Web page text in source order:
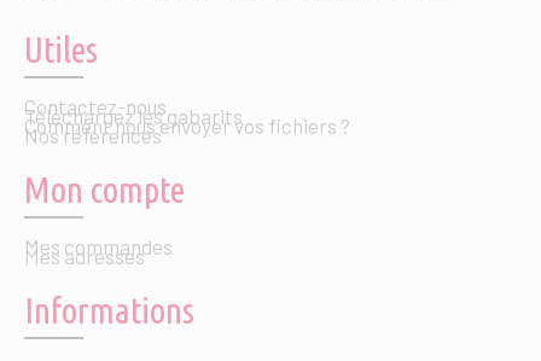
Utiles
Contactez-nous
Téléchargez les gabarits
Comment nous envoyer vos fichiers ?
Nos références
Mon compte
Mes commandes
Mes adresses
Informations